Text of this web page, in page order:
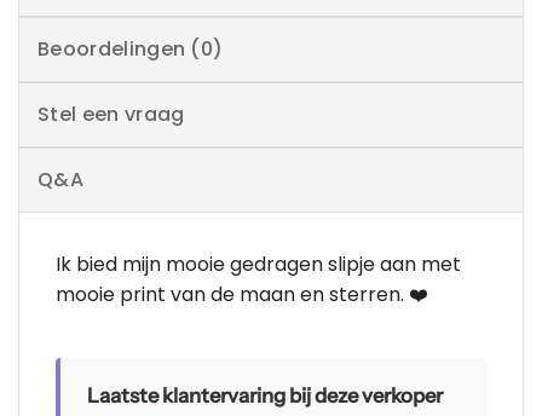
Beoordelingen (0)
Stel een vraag
Q&A
Ik bied mijn mooie gedragen slipje aan met
mooie print van de maan en sterren. ❤️
Laatste klantervaring bij deze verkoper